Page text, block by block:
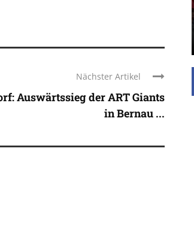
Nächster Artikel
Auswärtssieg der ART Giants
in Bernau ...